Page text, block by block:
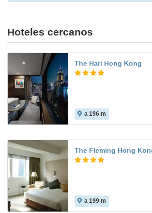
Hoteles cercanos
The Hari Hong Kong
a 196 m
The Fleming Hong
a 199 m